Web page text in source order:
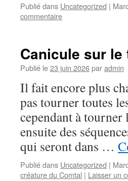
Publié dans Uncategorized |
commentaire
Canicule sur le
Publié le23 juin 2026paradmin
Il fait encore plus
pas tourner toutes
cependant à
ensuite des
qui seront dans …
Publié dans Uncategorized |
créature du Comtal | Laisser un